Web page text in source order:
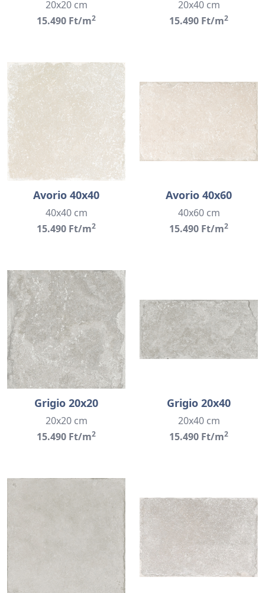
20x20 cm
15.490 Ft/m2
20x40 cm
15.490 Ft/m2
Avorio 40x40
40x40 cm
15.490 Ft/m2
Avorio 40x60
40x60 cm
15.490 Ft/m2
Grigio 20x20
20x20 cm
15.490 Ft/m2
Grigio 20x40
20x40 cm
15.490 Ft/m2